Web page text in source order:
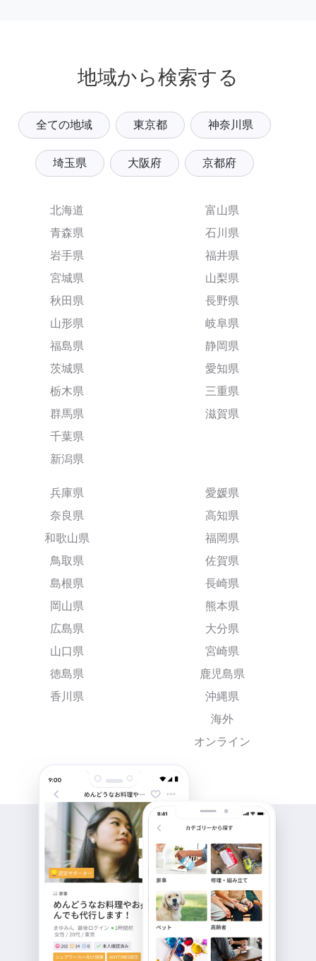
地域から検索する
全ての地域 東京都 神奈川県
埼玉県 大阪府 京都府
北海道
青森県
岩手県
宮城県
秋田県
山形県
福島県
茨城県
栃木県
群馬県
千葉県
新潟県
富山県
石川県
福井県
山梨県
長野県
岐阜県
静岡県
愛知県
三重県
滋賀県
兵庫県
奈良県
和歌山県
鳥取県
島根県
岡山県
広島県
山口県
徳島県
香川県
愛媛県
高知県
福岡県
佐賀県
長崎県
熊本県
大分県
宮崎県
鹿児島県
沖縄県
海外
オンライン